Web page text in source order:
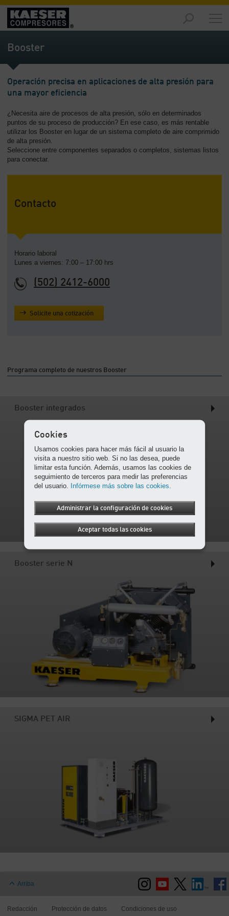
Productos
y
soluciones
-
Servicios
Contenido
Recursos
de
aire
-
Booster
Operación precisa en aplicaciones de alta presión para
una mayor eficiencia
¿Necesita aire de procesos de alta presión, sólo en determinados
puntos de su proceso de producción? En ese caso, es más rentable
utilizar los Booster en lugar de un sistema completo de aire comprimido
de alta presión.
Seleccione entre componentes separados o completos, sistemas listos
para conectar.
Contacto
Horario laboral
Lunes a viernes: 7:00 – 17:00 hrs
(502) 2412-6000
Solicite una cotización
Programa completo de nuestros Booster
Booster integrados
Booster serie N
SIGMA PET AIR
Arriba
Redacción Protección de datos Condiciones de uso
Cookies
Usamos cookies para hacer más fácil al usuario la
visita a nuestro sitio web. Si no las desea, puede
limitar esta función. Además, usamos las cookies de
seguimiento de terceros para medir las preferencias
del usuario. Infórmese más sobre las cookies.
Administrar la configuración de cookies
Aceptar todas las cookies